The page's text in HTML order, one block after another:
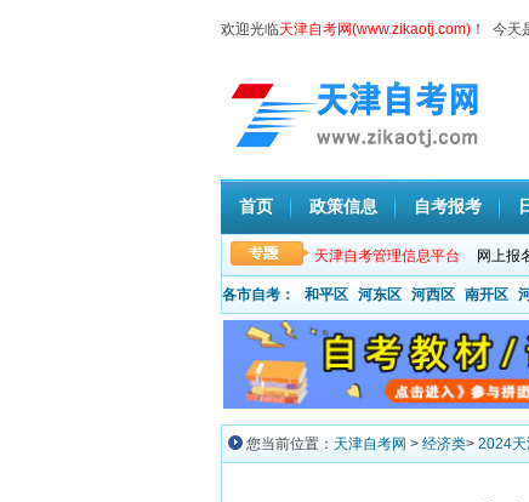
欢迎光临天津自考网(www.zikaotj.com) ！ 今天
首页 政策信息 自考报考
天津自考管理信息平台 网上报
各市自考： 和平区 河东区 河西区 南开区
您当前位置： 天津自考网 > 经济类> 2024天